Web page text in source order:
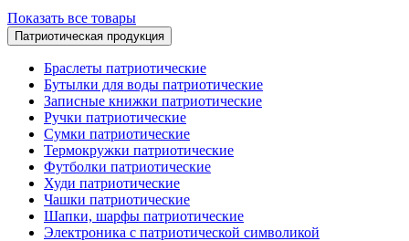
Показать все товары
Патриотическая продукция
Браслеты патриотические
Бутылки для воды патриотические
Записные книжки патриотические
Ручки патриотические
Сумки патриотические
Термокружки патриотические
Футболки патриотические
Худи патриотические
Чашки патриотические
Шапки, шарфы патриотические
Электроника с патриотической символикой